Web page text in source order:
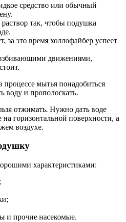
средство или обычный
так, чтобы подушка
за это время холлофайбер успеет
движениями,
мытья понадобиться
воду и прополоскать.
отжимать. Нужно дать воде
горизонтальной поверхности, а
воздухе.
характеристиками:
и прочие насекомые.